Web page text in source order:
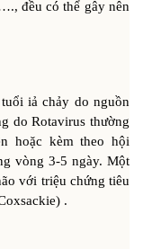
đều có thể gây nên
iả chảy do nguồn
do Rotavirus thường
hoặc kèm theo hội
vòng 3-5 ngày. Một
với triệu chứng tiêu
.